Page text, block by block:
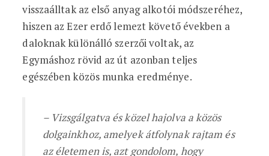
visszaálltak az első anyag alkotói módszeréhez,
hiszen az Ezer erdő lemezt követő években a
daloknak különálló szerzői voltak, az
Egymáshoz rövid az út azonban teljes
egészében közös munka eredménye.
– Vizsgálgatva és közel hajolva a közös
dolgainkhoz, amelyek átfolynak rajtam és
az életemen is, azt gondolom, hogy